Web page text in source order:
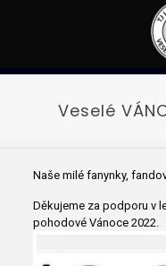
Veselé
Naše milé fanynky,
Děkujeme za podporu v
pohodové Vánoce 2022.